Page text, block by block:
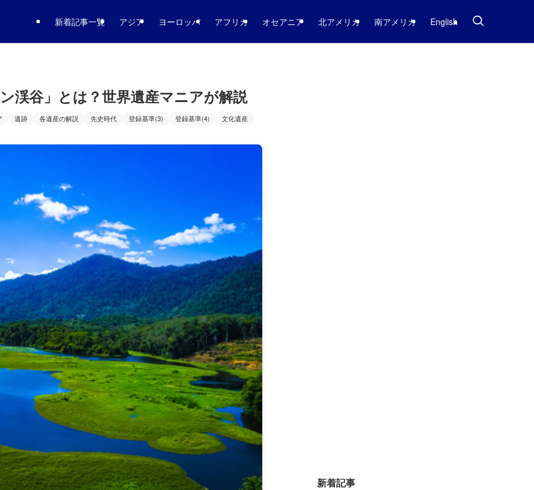
新着記事一覧 アジア ヨーロッパ アフリカ オセアニア 北アメリカ 南アメリカ English
渓谷」とは？世界遺産マニアが解説
遺跡 各遺産の解説 先史時代 登録基準(3) 登録基準(4) 文化遺産
新着記事